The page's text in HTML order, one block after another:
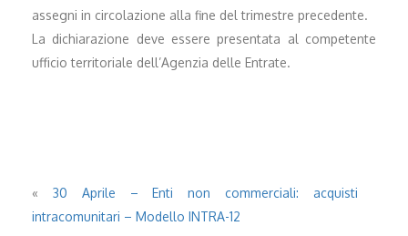
assegni in circolazione alla fine del trimestre precedente.
La dichiarazione deve essere presentata al competente
ufficio territoriale dell’Agenzia delle Entrate.
« 30 Aprile – Enti non commerciali: acquisti
intracomunitari – Modello INTRA-12